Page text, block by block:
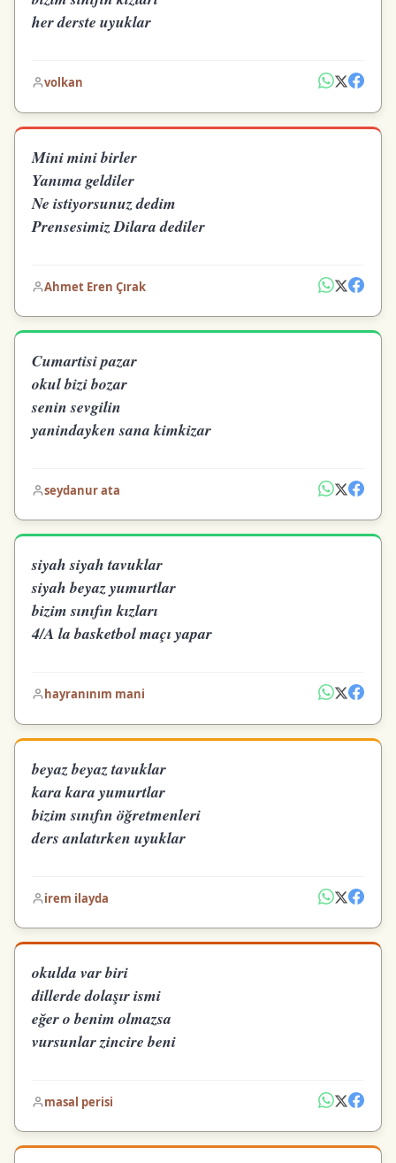
her derste uyuklar
volkan
Mini mini birler
Yanıma geldiler
Ne istiyorsunuz dedim
Prensesimiz Dilara dediler
Ahmet Eren Çırak
Cumartisi pazar
okul bizi bozar
senin sevgilin
yanindayken sana kimkizar
seydanur ata
siyah siyah tavuklar
siyah beyaz yumurtlar
bizim sınıfın kızları
4/A la basketbol maçı yapar
hayranınım mani
beyaz beyaz tavuklar
kara kara yumurtlar
bizim sınıfın öğretmenleri
ders anlatırken uyuklar
irem ilayda
okulda var biri
dillerde dolaşır ismi
eğer o benim olmazsa
vursunlar zincire beni
masal perisi